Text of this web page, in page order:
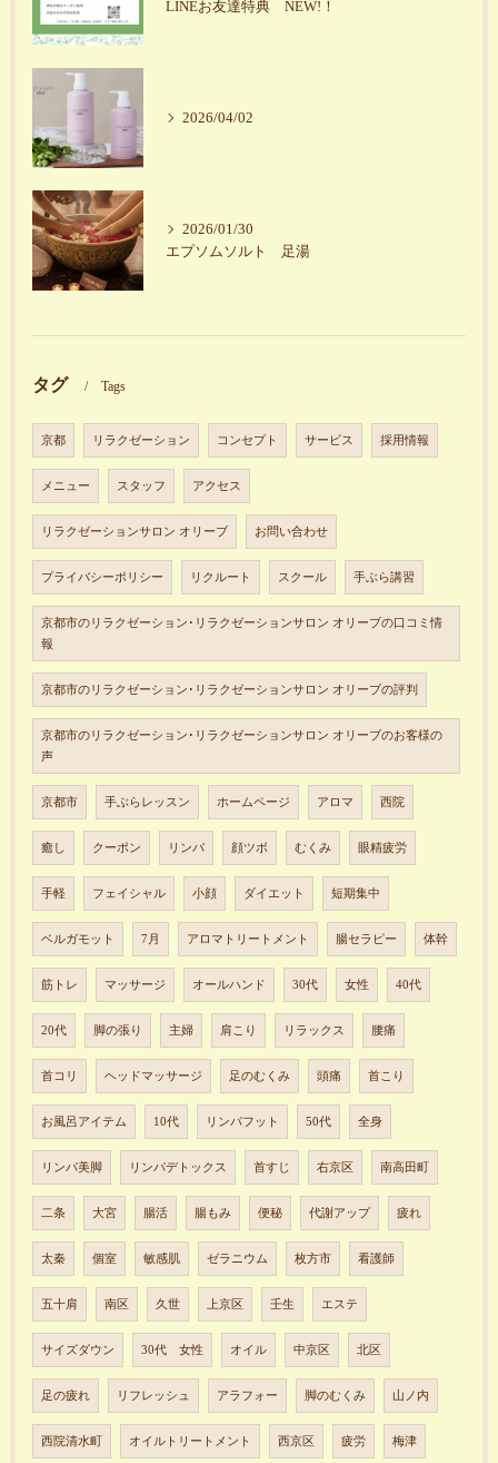
LINEお友達特典 NEW!！
2026/04/02
2026/01/30
エプソムソルト 足湯
タグ Tags
京都 リラクゼーション コンセプト サービス 採用情報
メニュー スタッフ アクセス
リラクゼーションサロン オリーブ お問い合わせ
プライバシーポリシー リクルート スクール 手ぶら講習
京都市のリラクゼーション･リラクゼーションサロン オリーブの口コミ情
報
京都市のリラクゼーション･リラクゼーションサロン オリーブの評判
京都市のリラクゼーション･リラクゼーションサロン オリーブのお客様の
声
京都市 手ぶらレッスン ホームページ アロマ 西院
癒し クーポン リンパ 顔ツボ むくみ 眼精疲労
手軽 フェイシャル 小顔 ダイエット 短期集中
ベルガモット 7月 アロマトリートメント 腸セラピー 体幹
筋トレ マッサージ オールハンド 30代 女性 40代
20代 脚の張り 主婦 肩こり リラックス 腰痛
首コリ ヘッドマッサージ 足のむくみ 頭痛 首こり
お風呂アイテム 10代 リンパフット 50代 全身
リンパ美脚 リンパデトックス 首すじ 右京区 南高田町
二条 大宮 腸活 腸もみ 便秘 代謝アップ 疲れ
太秦 個室 敏感肌 ゼラニウム 枚方市 看護師
五十肩 南区 久世 上京区 壬生 エステ
サイズダウン 30代 女性 オイル 中京区 北区
足の疲れ リフレッシュ アラフォー 脚のむくみ 山ノ内
西院清水町 オイルトリートメント 西京区 疲労 梅津